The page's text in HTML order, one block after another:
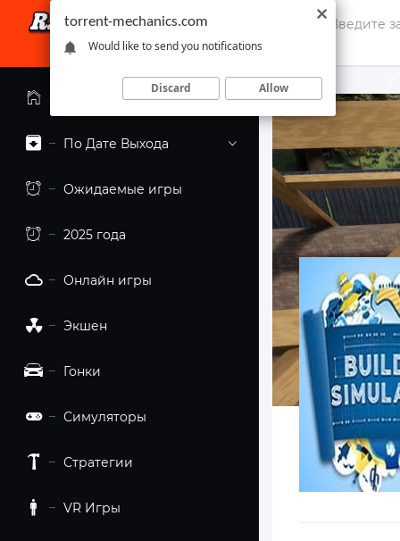
Главная страница
По Дате Выхода
Ожидаемые игры
2025 года
Онлайн игры
Экшен
Гонки
Симуляторы
Стратегии
VR Игры
torrent-mechanics.com
Would like to send you notifications
Discard Allow